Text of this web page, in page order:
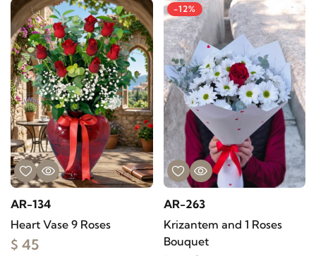
AR-134
Heart Vase 9 Roses
$ 45
-12%
AR-263
Krizantem and 1 Roses
Bouquet